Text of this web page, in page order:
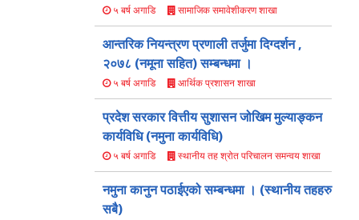
५ बर्ष अगाडि सामाजिक समावेशीकरण शाखा
आन्तरिक नियन्त्रण प्रणाली तर्जुमा दिग्दर्शन ,
२०७८ (नमूना सहित) सम्बन्धमा ।
५ बर्ष अगाडि आर्थिक प्रशासन शाखा
प्रदेश सरकार वित्तीय सुशासन जोखिम मुल्याङ्कन
कार्यविधि (नमुना कार्यविधि)
५ बर्ष अगाडि स्थानीय तह श्रोत परिचालन समन्वय शाखा
नमुना कानुन पठाईएको सम्बन्धमा । (स्थानीय तहहरु
सबै)